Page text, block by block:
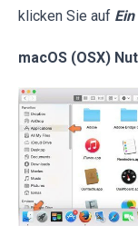
klicken Sie auf
macOS (OSX)